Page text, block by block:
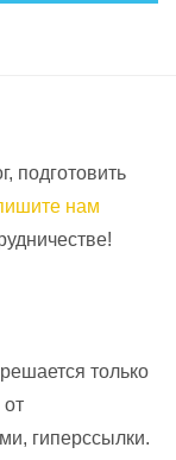
подготовить
нам
только
гиперссылки.